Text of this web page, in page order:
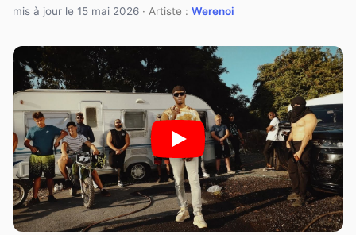
mis à jour le 15 mai 2026 · Artiste : Werenoi